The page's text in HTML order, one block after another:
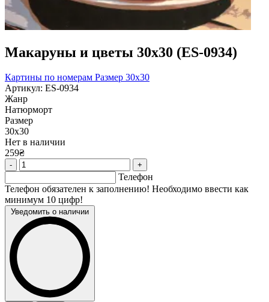
Макаруны и цветы 30х30 (ES-0934)
Картины по номерам Размер 30x30
Артикул: ES-0934
Жанр
Натюрморт
Размер
30х30
Нет в наличии
259₴
- +
Телефон
Телефон обязателен к заполнению! Необходимо ввести как
минимум 10 цифр!
Уведомить о наличии